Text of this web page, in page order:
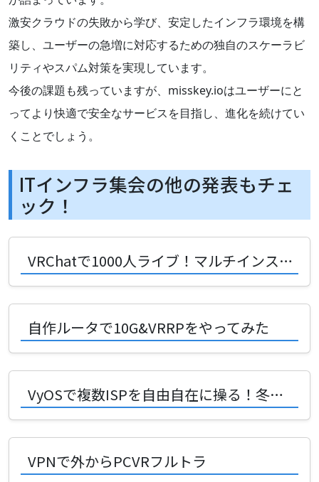
激安クラウドの失敗から学び、安定したインフラ環境を構
築し、ユーザーの急増に対応するための独自のスケーラビ
リティやスパム対策を実現しています。
今後の課題も残っていますが、misskey.ioはユーザーにと
ってより快適で安全なサービスを目指し、進化を続けてい
くことでしょう。
ITインフラ集会の他の発表もチェ
ック！
VRChatで1000人ライブ！マルチインスタンスを支える驚きの設計術
自作ルータで10G&VRRPをやってみた
VyOSで複数ISPを自由自在に操る！冬華 蕐さんが語るネットワーク構築の醍醐味
VPNで外からPCVRフルトラ